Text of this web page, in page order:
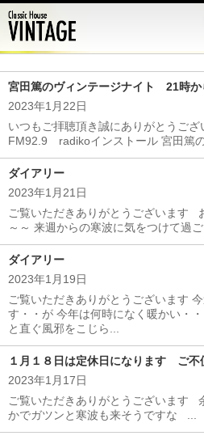
レストア
宮田篤のヴィンテージナイト 21時か
2023年1月22日
いつもご拝聴頂き誠にありがとうご
FM92.9 radikoインストール 宮田篤の
ダイアリー
2023年1月21日
ご覧いただきありがとうございます
～～ 来週からの寒波に気をつけて過
ダイアリー
2023年1月19日
ご覧いただきありがとうございます
す・・が 今年は何時になく暖かい・
と直ぐ風邪をこじら...
１月１８日は定休日になります ご不
2023年1月17日
ご覧いただきありがとうございます
かでガツンと寒波も来そうですな ...